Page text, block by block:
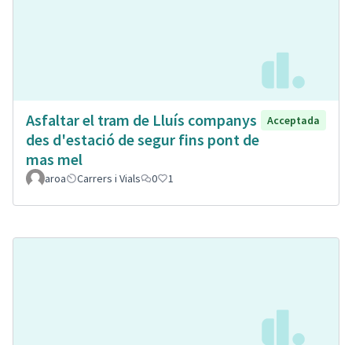
Asfaltar el tram de Lluís companys
des d'estació de segur fins pont de
mas mel
Acceptada
aroa Carrers i Vials 0 1